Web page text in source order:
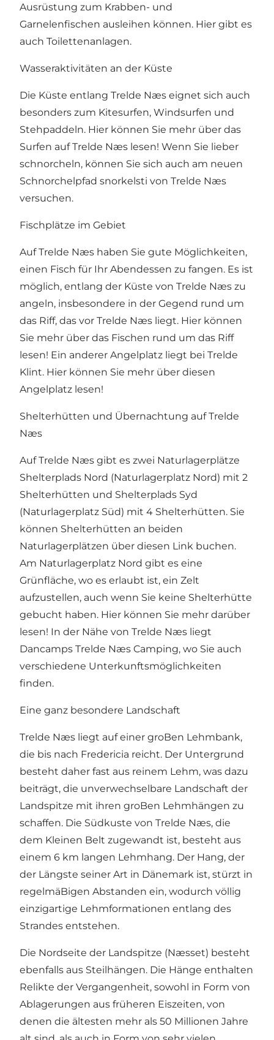
Ausrüstung zum Krabben- und
Garnelenfischen ausleihen können. Hier gibt es
auch Toilettenanlagen.
Wasseraktivitäten an der Küste
Die Küste entlang Trelde Næs eignet sich auch
besonders zum Kitesurfen, Windsurfen und
Stehpaddeln. Hier können Sie mehr über das
Surfen auf Trelde Næs lesen! Wenn Sie lieber
schnorcheln, können Sie sich auch am neuen
Schnorchelpfad snorkelsti von Trelde Næs
versuchen.
Fischplätze im Gebiet
Auf Trelde Næs haben Sie gute Möglichkeiten,
einen Fisch für Ihr Abendessen zu fangen. Es ist
möglich, entlang der Küste von Trelde Næs zu
angeln, insbesondere in der Gegend rund um
das Riff, das vor Trelde Næs liegt. Hier können
Sie mehr über das Fischen rund um das Riff
lesen! Ein anderer Angelplatz liegt bei Trelde
Klint. Hier können Sie mehr über diesen
Angelplatz lesen!
Shelterhütten und Übernachtung auf Trelde
Næs
Auf Trelde Næs gibt es zwei Naturlagerplätze
Shelterplads Nord (Naturlagerplatz Nord) mit 2
Shelterhütten und Shelterplads Syd
(Naturlagerplatz Süd) mit 4 Shelterhütten. Sie
können Shelterhütten an beiden
Naturlagerplätzen über diesen Link buchen.
Am Naturlagerplatz Nord gibt es eine
Grünfläche, wo es erlaubt ist, ein Zelt
aufzustellen, auch wenn Sie keine Shelterhütte
gebucht haben. Hier können Sie mehr darüber
lesen! In der Nähe von Trelde Næs liegt
Dancamps Trelde Næs Camping, wo Sie auch
verschiedene Unterkunftsmöglichkeiten
finden.
Eine ganz besondere Landschaft
Trelde Næs liegt auf einer groBen Lehmbank,
die bis nach Fredericia reicht. Der Untergrund
besteht daher fast aus reinem Lehm, was dazu
beiträgt, die unverwechselbare Landschaft der
Landspitze mit ihren groBen Lehmhängen zu
schaffen. Die Südkuste von Trelde Næs, die
dem Kleinen Belt zugewandt ist, besteht aus
einem 6 km langen Lehmhang. Der Hang, der
der Längste seiner Art in Dänemark ist, stürzt in
regelmäBigen Abstanden ein, wodurch völlig
einzigartige Lehmformationen entlang des
Strandes entstehen.
Die Nordseite der Landspitze (Næsset) besteht
ebenfalls aus Steilhängen. Die Hänge enthalten
Relikte der Vergangenheit, sowohl in Form von
Ablagerungen aus früheren Eiszeiten, von
denen die ältesten mehr als 50 Millionen Jahre